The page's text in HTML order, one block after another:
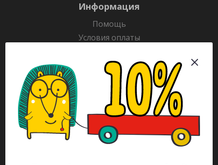
Информация
Помощь
Условия оплаты
Гарантия на товар
Раскраски
Рекламодателям
Каталог
Будьте всегда в курсе!